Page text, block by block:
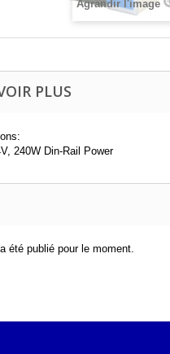
Agrandir l'image
PLUS
240W Din-Rail Power
été publié pour le moment.